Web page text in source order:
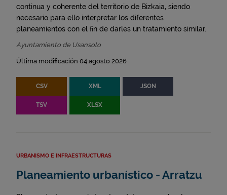
continua y coherente del territorio de Bizkaia, siendo
necesario para ello interpretar los diferentes
planeamientos con el fin de darles un tratamiento similar.
Ayuntamiento de Usansolo
Última modificación 04 agosto 2026
CSV XML JSON
TSV XLSX
URBANISMO E INFRAESTRUCTURAS
Planeamiento urbanístico - Arratzu